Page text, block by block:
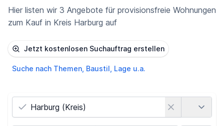
Hier listen wir 3 Angebote für provisionsfreie Wohnungen
zum Kauf in Kreis Harburg auf
Jetzt kostenlosen Suchauftrag erstellen
Suche nach Themen, Baustil, Lage u.a.